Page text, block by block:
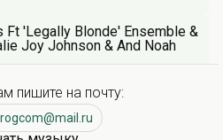
Ft 'Legally Blonde' Ensemble &
Joy Johnson & And Noah
пишите на почту: